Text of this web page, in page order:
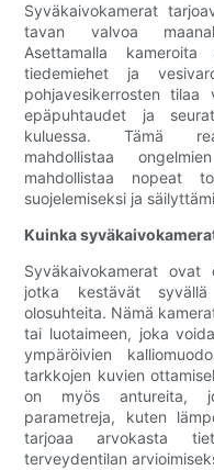
Syväkaivokamerat
tavan valvoa
Asettamalla
tiedemiehet ja
pohjavesikerrosten tilaa
epäpuhtaudet ja
kuluessa. Tämä
mahdollistaa
mahdollistaa nopeat
suojelemiseksi ja
Kuinka
Syväkaivokamerat ovat
jotka kestävät
olosuhteita. Nämä
tai luotaimeen, joka
ympäröivien
tarkkojen kuvien
on myös antureita,
parametreja, kuten
tarjoaa arvokasta
terveydentilan